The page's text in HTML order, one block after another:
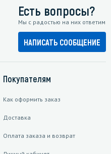
Есть вопросы?
Мы с радостью на них ответим
НАПИСАТЬ СООБЩЕНИЕ
Покупателям
Как оформить заказ
Доставка
Оплата заказа и возврат